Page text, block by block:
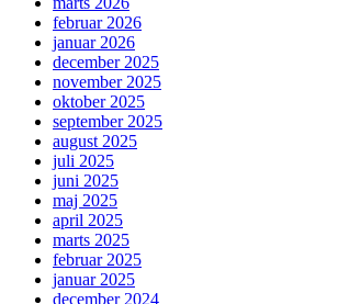
februar 2026
januar 2026
december 2025
november 2025
oktober 2025
september 2025
august 2025
juli 2025
juni 2025
maj 2025
april 2025
marts 2025
februar 2025
januar 2025
december 2024